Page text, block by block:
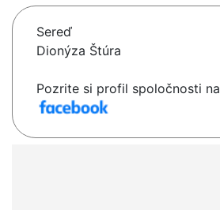
Sereď
Dionýza Štúra
Pozrite si profil spoločnosti na